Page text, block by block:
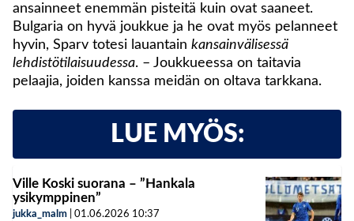
ansainneet enemmän pisteitä kuin ovat saaneet.
Bulgaria on hyvä joukkue ja he ovat myös pelanneet
hyvin, Sparv totesi lauantain kansainvälisessä
lehdistötilaisuudessa. – Joukkueessa on taitavia
pelaajia, joiden kanssa meidän on oltava tarkkana.
LUE MYÖS:
Ville Koski suorana – ”Hankala
ysikymppinen”
jukka_malm 01.06.2026 10:37